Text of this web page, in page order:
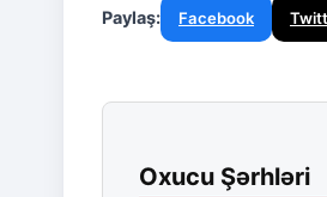
Paylaş: Facebook
Oxucu Şərhləri